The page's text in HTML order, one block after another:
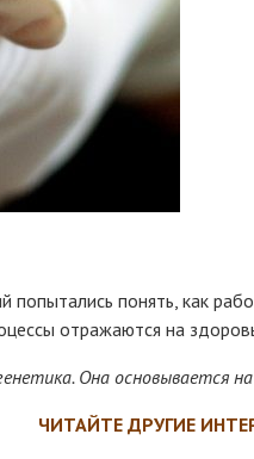
попытались понять, как
отражаются на
Она основывается
ЧИТАЙТЕ ДРУГИЕ